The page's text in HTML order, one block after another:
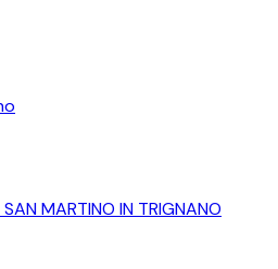
MARTINO IN TRIGNANO